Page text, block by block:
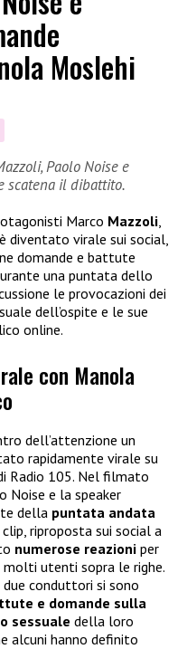
Moslehi
Paolo Noise e
scatena il dibattito.
Marco Mazzoli
è diventato virale sui social,
domande e battute
una puntata dello
le provocazioni dei
dell’ospite e le sue
online.
con Manola
dell’attenzione un
rapidamente virale su
Radio 105. Nel filmato
Noise e la speaker
della puntata andata
clip, riproposta sui social a
numerose reazioni per
utenti sopra le righe.
conduttori si sono
e domande sulla
sessuale della loro
alcuni hanno definito